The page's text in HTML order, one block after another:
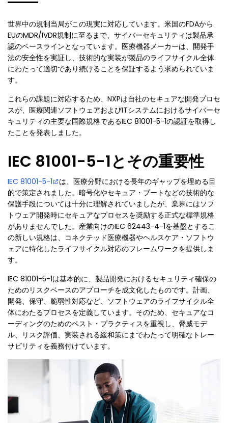
世界中の規制当局がこの現実に対応しています。米国のFDAから
EUのMDR/IVDR規制に至るまで、サイバーセキュリティは製品承
認のベースラインとなっています。医療機器メーカーは、開発手
法の安全性を実証し、技術的な実装が製品のライフサイクル全体
にわたって適切であり続けることを保証するよう求められていま
す。
これらの課題に対応するため、NXPは自社のセキュアな開発プロセ
スが、医療関連ソフトウェアおよびITシステムにおけるサイバーセ
キュリティの主要な国際規格であるIEC 81001-5-1の認証を取得し
たことを発表しました。
IEC 81001-5-1とその重要性
IEC 81001-5-1 は、医療分野における長年のギャップを埋める目
的で策定されました。暗号化やセキュア・ブートなどの技術的な
保護手段については十分に理解されていましたが、業界にはソフ
トウェア開発時にセキュアなプロセスを奨励する正式な標準規格
がありませんでした。産業向けのIEC 62443-4-1を基盤とするこ
の新しい規格は、コネクテッド医療機器やヘルスケア・ソフトウ
ェアに特化したライフサイクル対応のフレームワークを提供しま
す。
IEC 81001-5-1は基本的に、製品開発におけるセキュリティ確保の
ためのリスクベースのアプローチを成文化したものです。計画、
開発、保守、脆弱性対応など、ソフトウェアのライフサイクル全
体にわたるプロセスを定義しています。そのため、セキュアなコ
ーディングのためのベスト・プラクティスを重視し、脅威モデ
ル、リスク評価、実装される緩和策にまでわたって明確なトレー
サビリティを義務付けています。